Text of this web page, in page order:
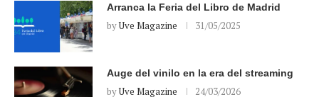
Arranca la Feria del Libro de Madrid
byUve Magazine 31/05/2025
Auge del vinilo en la era del streaming
byUve Magazine 24/03/2026